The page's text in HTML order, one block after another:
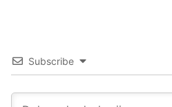
Subscribe